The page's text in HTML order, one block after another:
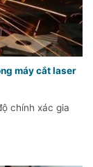
máy cắt laser
chính xác gia